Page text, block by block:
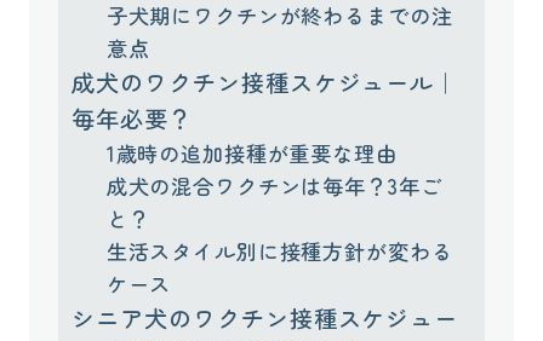
子犬期にワクチンが終わるまでの注
意点
成犬のワクチン接種スケジュール｜
毎年必要？
1歳時の追加接種が重要な理由
成犬の混合ワクチンは毎年？3年ご
と？
生活スタイル別に接種方針が変わる
ケース
シニア犬のワクチン接種スケジュー